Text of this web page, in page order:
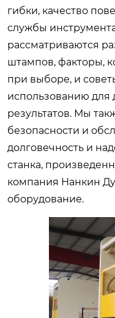
гибки, качество
службы
рассматриваются
штампов, факторы,
при выборе, и
использованию для
результатов. Мы
безопасности и
долговечность и
станка,
компания Нанкин
оборудование.